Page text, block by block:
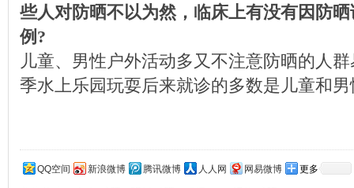
些人对防晒不以为然，临床上有没有因防
例?
儿童、男性户外活动多又不注意防晒的人
季水上乐园玩耍后来就诊的多数是儿童和男
QQ空间 新浪微博 腾讯微博 人人网 网易微博 更多